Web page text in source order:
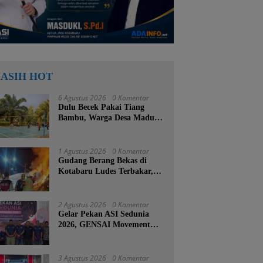
HOT
6 Agustus 2026 0 Komentar
Dulu Becek Pakai Tiang
Bambu, Warga Desa Madu
Berkat Program Bupati
Tanah Bumbu
1 Agustus 2026 0 Komentar
Gudang Berang Bekas di
Kotabaru Ludes Terbakar,
2 Agustus 2026 0 Komentar
Gelar Pekan ASI Sedunia
2026, GENSAI Movement
3 Agustus 2026 0 Komentar